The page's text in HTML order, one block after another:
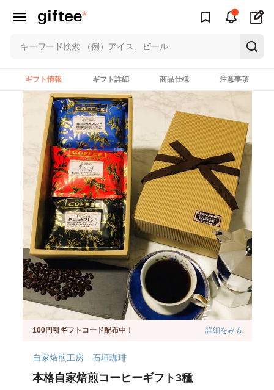
ギフト情報 ギフト詳細 商品仕様 注意事項
100円引ギフトコード配布中！ 詳細をみる
自家焙煎工房 石垣珈琲
本格自家焙煎コーヒーギフト3種